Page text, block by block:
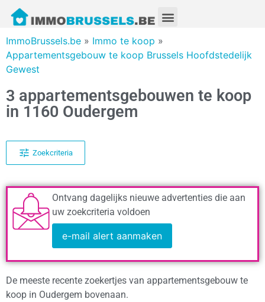
ImmoBrussels.be » Immo te koop »
Appartementsgebouw te koop Brussels Hoofdstedelijk
Gewest
3 appartementsgebouwen te koop
in 1160 Oudergem
Zoekcriteria
Ontvang dagelijks nieuwe advertenties die aan
uw zoekcriteria voldoen
e-mail alert aanmaken
De meeste recente zoekertjes van appartementsgebouw te
koop in Oudergem bovenaan.